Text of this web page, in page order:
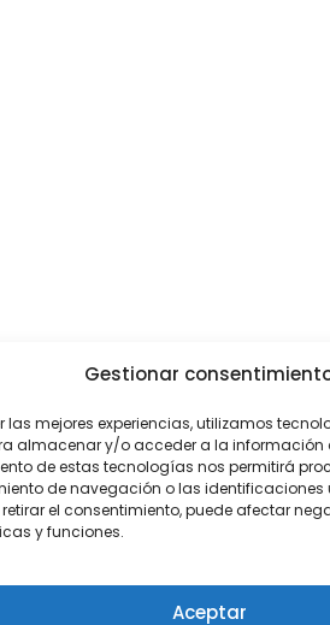
Gestionar
las mejores experiencias, utilizamos
almacenar y/o acceder a la información
de estas tecnologías nos permitirá
de navegación o las identificaciones
el consentimiento, puede afectar
y funciones.
Aceptar